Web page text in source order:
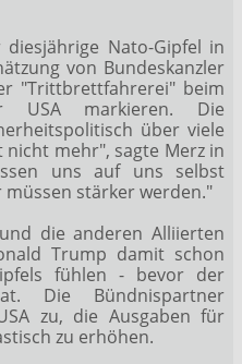
diesjährige Nato-Gipfel in
von Bundeskanzler
"Trittbrettfahrerei" beim
USA markieren. Die
über viele
nicht mehr", sagte Merz in
uns auf uns selbst
stärker werden."
die anderen Alliierten
Trump damit schon
fühlen - bevor der
Die Bündnispartner
zu, die Ausgaben für
zu erhöhen.